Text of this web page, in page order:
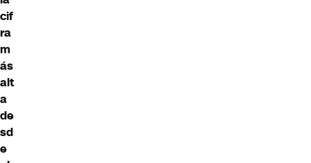
cif
ra
m
ás
alt
a
de
sd
e